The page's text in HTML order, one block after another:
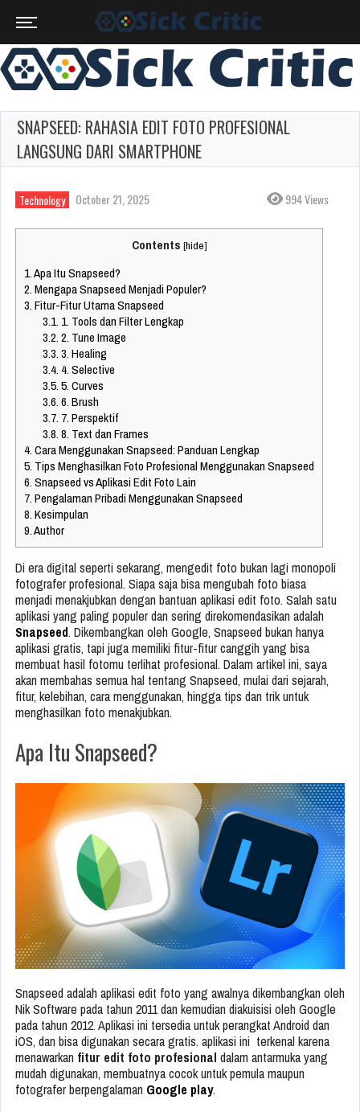
SNAPSEED: RAHASIA EDIT FOTO PROFESIONAL
LANGSUNG DARI SMARTPHONE
Technology October 21, 2025 994 Views
Contents [hide]
1.Apa Itu Snapseed?
2.Mengapa Snapseed Menjadi Populer?
3.Fitur-Fitur Utama Snapseed
3.1. 1. Tools dan Filter Lengkap
3.2.2. Tune Image
3.3.3. Healing
3.4. 4. Selective
3.5.5. Curves
3.6.6. Brush
3.7. 7. Perspektif
3.8.8. Text dan Frames
4.Cara Menggunakan Snapseed: Panduan Lengkap
5. Tips Menghasilkan Foto Profesional Menggunakan Snapseed
6.Snapseed vs Aplikasi Edit Foto Lain
7.Pengalaman Pribadi Menggunakan Snapseed
8.Kesimpulan
9.Author
Di era digital seperti sekarang, mengedit foto bukan lagi monopoli
fotografer profesional. Siapa saja bisa mengubah foto biasa
menjadi menakjubkan dengan bantuan aplikasi edit foto. Salah satu
aplikasi yang paling populer dan sering direkomendasikan adalah
Snapseed. Dikembangkan oleh Google, Snapseed bukan hanya
aplikasi gratis, tapi juga memiliki fitur-fitur canggih yang bisa
membuat hasil fotomu terlihat profesional. Dalam artikel ini, saya
akan membahas semua hal tentang Snapseed, mulai dari sejarah,
fitur, kelebihan, cara menggunakan, hingga tips dan trik untuk
menghasilkan foto menakjubkan.
Apa Itu Snapseed?
Snapseed adalah aplikasi edit foto yang awalnya dikembangkan oleh
Nik Software pada tahun 2011 dan kemudian diakuisisi oleh Google
pada tahun 2012. Aplikasi ini tersedia untuk perangkat Android dan
iOS, dan bisa digunakan secara gratis. aplikasi ini terkenal karena
menawarkan fitur edit foto profesional dalam antarmuka yang
mudah digunakan, membuatnya cocok untuk pemula maupun
fotografer berpengalaman Google play.